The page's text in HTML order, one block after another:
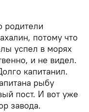
родители
потому что
успел в морях
и не видел.
капитанил.
рыбу
пост. И вот уже
завода.